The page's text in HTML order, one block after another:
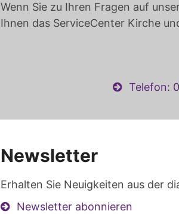
Wenn Sie zu Ihren Fragen auf
Ihnen das ServiceCenter Kirche
Telefon:
Newsletter
Erhalten Sie Neuigkeiten aus der
Newsletter abonnieren